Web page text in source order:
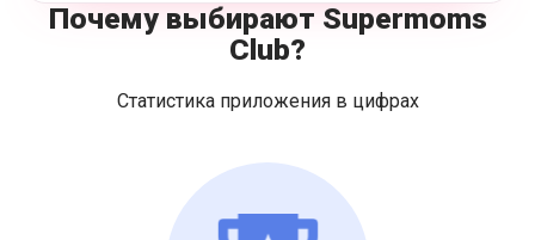
Почему выбирают Supermoms
Club?
Статистика приложения в цифрах